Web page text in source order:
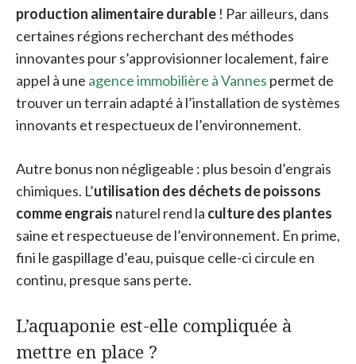
production alimentaire durable ! Par ailleurs, dans
certaines régions recherchant des méthodes
innovantes pour s’approvisionner localement, faire
appel à une agence immobilière à Vannes permet de
trouver un terrain adapté à l’installation de systèmes
innovants et respectueux de l’environnement.
Autre bonus non négligeable : plus besoin d’engrais
chimiques. L’utilisation des déchets de poissons
comme engrais naturel rend la culture des plantes
saine et respectueuse de l’environnement. En prime,
fini le gaspillage d’eau, puisque celle-ci circule en
continu, presque sans perte.
L’aquaponie est-elle compliquée à
mettre en place ?